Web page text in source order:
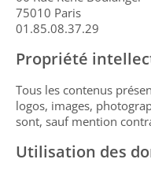
SERVICES
CONTACT
75010 Paris
01.85.08.37.29
Propriété
Tous les contenus
logos, images,
sont, sauf mention
Utilisation des